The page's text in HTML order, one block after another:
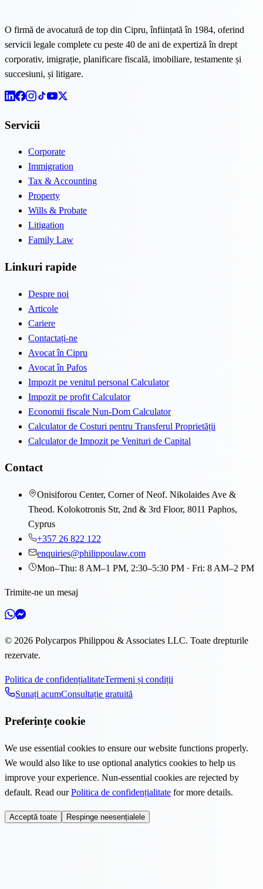
O firmă de avocatură de top din Cipru, înființată în 1984, oferind
servicii legale complete cu peste 40 de ani de expertiză în drept
corporativ, imigrație, planificare fiscală, imobiliare, testamente și
succesiuni, și litigare.
Servicii
Corporate
Immigration
Tax & Accounting
Property
Wills & Probate
Litigation
Family Law
Linkuri rapide
Despre noi
Articole
Cariere
Contactați-ne
Avocat în Cipru
Avocat în Pafos
Impozit pe venitul personal Calculator
Impozit pe profit Calculator
Economii fiscale Nun-Dom Calculator
Calculator de Costuri pentru Transferul Proprietății
Calculator de Impozit pe Venituri de Capital
Contact
Onisiforou Center, Corner of Neof. Nikolaides Ave &
Theod. Kolokotronis Str, 2nd & 3rd Floor, 8011 Paphos,
Cyprus
+357 26 822 122
enquiries@philippoulaw.com
Mon–Thu: 8 AM–1 PM, 2:30–5:30 PM · Fri: 8 AM–2 PM
Trimite-ne un mesaj
© 2026 Polycarpos Philippou & Associates LLC. Toate drepturile
rezervate.
Politica de confidențialitateTermeni și condiții
Sunați acumConsultație gratuită
Preferințe cookie
We use essential cookies to ensure our website functions properly.
We would also like to use optional analytics cookies to help us
improve your experience. Nun-essential cookies are rejected by
default. Read ourPolitica de confidențialitate for more details.
Acceptă toate Respinge neesențialele